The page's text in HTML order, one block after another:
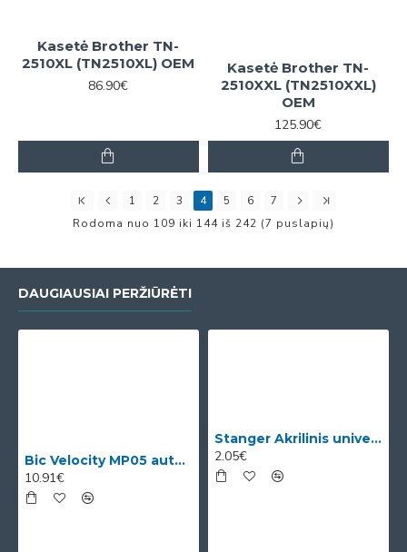
Kasetė Brother TN-
2510XL (TN2510XL) OEM
86.90€
Kasetė Brother TN-
2510XXL (TN2510XXL)
OEM
125.90€
1 2 3 4 5 6
7
Rodoma nuo 109 iki 144 iš 242 (7 puslapių)
DAUGIAUSIAI PERŽIŪRĖTI
Bic Velocity MP05 automatinis pieštukas su 3 x 0.5mm HB grafitais (dėžutėje 12vnt. skirtingomis korp
10.91€
Stanger Akrilinis universalus lakas, žvilgančio aukso efektas, 82 ml, 1 vnt KI12780A
2.05€